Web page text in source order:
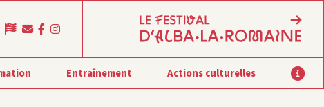
Entraînement Actions culturelles